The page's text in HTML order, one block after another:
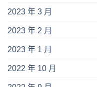
2023 年 3 月
2023 年 2 月
2023 年 1 月
2022 年 10 月